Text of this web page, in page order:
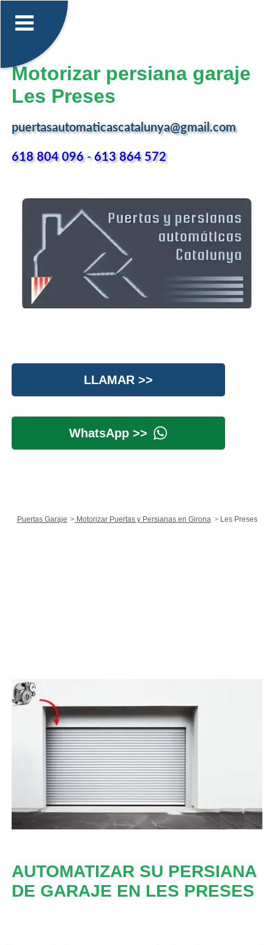
Motorizar persiana garaje
Les Preses
puertasautomaticascatalunya@gmail.com
618 804 096-613 864 572
LLAMAR >>
WhatsApp >>
Puertas Garaje Motorizar Puertas y Persianas en Girona Les Preses
AUTOMATIZAR SU PERSIANA
DE GARAJE EN LES PRESES